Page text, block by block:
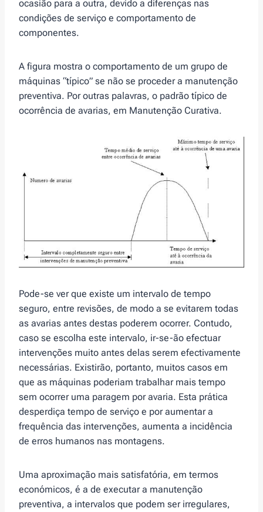
ocasião para a outra, devido a diferenças nas
condições de serviço e comportamento de
componentes.
A figura mostra o comportamento de um grupo de
máquinas “típico” se não se proceder a manutenção
preventiva. Por outras palavras, o padrão típico de
ocorrência de avarias, em Manutenção Curativa.
Pode-se ver que existe um intervalo de tempo
seguro, entre revisões, de modo a se evitarem todas
as avarias antes destas poderem ocorrer. Contudo,
caso se escolha este intervalo, ir-se-ão efectuar
intervenções muito antes delas serem efectivamente
necessárias. Existirão, portanto, muitos casos em
que as máquinas poderiam trabalhar mais tempo
sem ocorrer uma paragem por avaria. Esta prática
desperdiça tempo de serviço e por aumentar a
frequência das intervenções, aumenta a incidência
de erros humanos nas montagens.
Uma aproximação mais satisfatória, em termos
económicos, é a de executar a manutenção
preventiva, a intervalos que podem ser irregulares,